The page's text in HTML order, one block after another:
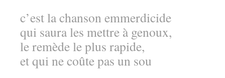
c’est la chanson emmerdicide
qui saura les mettre à genoux,
le remède le plus rapide,
et qui ne coûte pas un sou